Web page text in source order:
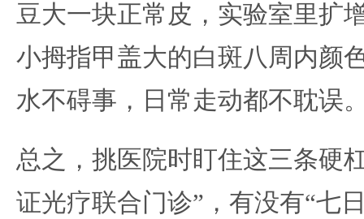
豆大一块正常皮，实验室里扩
小拇指甲盖大的白斑八周内颜
水不碍事，日常走动都不耽误
总之，挑医院时盯住这三条硬
证光疗联合门诊”，有没有“七